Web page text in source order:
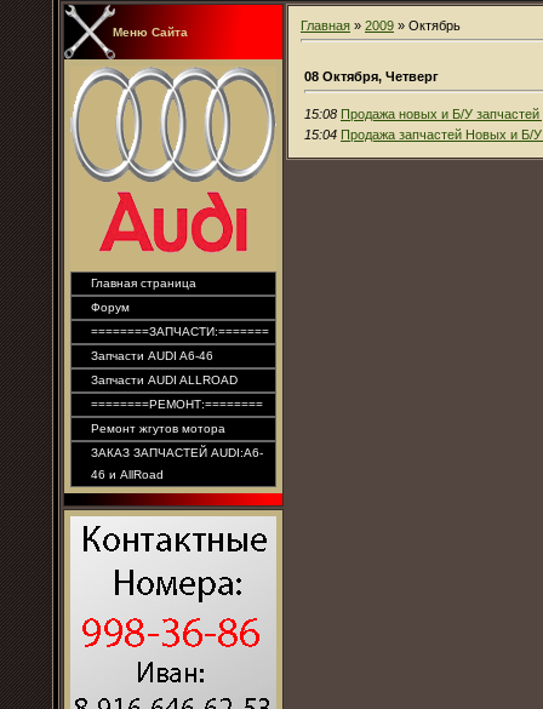
Меню Сайта
Главная страница
Форум
========ЗАПЧАСТИ:=======
Запчасти AUDI A6-46
Запчасти AUDI ALLROAD
========РЕМОНТ:========
Ремонт жгутов мотора
ЗАКАЗ ЗАПЧАСТЕЙ AUDI:A6-
46 и AllRoad
Главная » 2009 » Октябрь
08 Октября, Четверг
15:08 Продажа новых и Б/У запчастей
15:04 Продажа запчастей Новых и Б/